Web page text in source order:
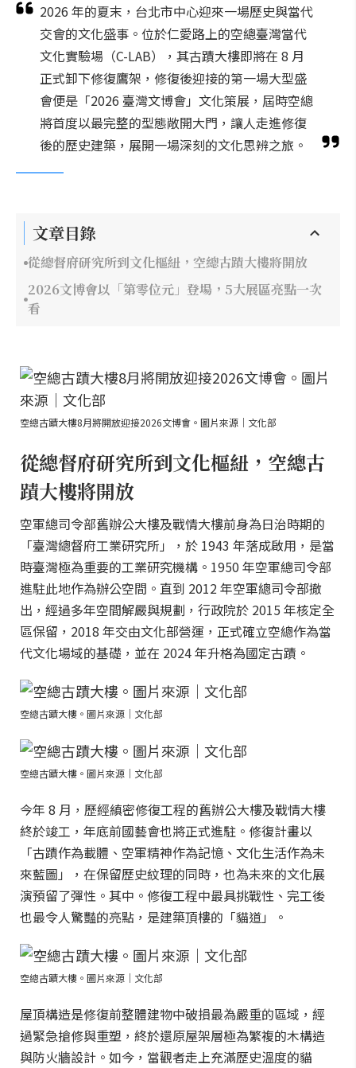
2026 年的夏末，台北市中心迎來一場歷史與當代
交會的文化盛事。位於仁愛路上的空總臺灣當代
文化實驗場（C-LAB），其古蹟大樓即將在 8 月
正式卸下修復鷹架，修復後迎接的第一場大型盛
會便是「2026 臺灣文博會」文化策展，屆時空總
將首度以最完整的型態敞開大門，讓人走進修復
後的歷史建築，展開一場深刻的文化思辨之旅。
文章目錄
從總督府研究所到文化樞紐，空總古蹟大樓將開放
2026文博會以「第零位元」登場，5大展區亮點一次
看
空總古蹟大樓8月將開放迎接2026文博會。圖片來源｜文化部
從總督府研究所到文化樞紐，空總古
蹟大樓將開放
空軍總司令部舊辦公大樓及戰情大樓前身為日治時期的
「臺灣總督府工業研究所」，於 1943 年落成啟用，是當
時臺灣極為重要的工業研究機構。1950 年空軍總司令部
進駐此地作為辦公空間。直到 2012 年空軍總司令部撤
出，經過多年空間解嚴與規劃，行政院於 2015 年核定全
區保留，2018 年交由文化部營運，正式確立空總作為當
代文化場域的基礎，並在 2024 年升格為國定古蹟。
空總古蹟大樓。圖片來源｜文化部
空總古蹟大樓。圖片來源｜文化部
今年 8 月，歷經縝密修復工程的舊辦公大樓及戰情大樓
終於竣工，年底前國藝會也將正式進駐。修復計畫以
「古蹟作為載體、空軍精神作為記憶、文化生活作為未
來藍圖」，在保留歷史紋理的同時，也為未來的文化展
演預留了彈性。其中。修復工程中最具挑戰性、完工後
也最令人驚豔的亮點，是建築頂樓的「貓道」。
空總古蹟大樓。圖片來源｜文化部
屋頂構造是修復前整體建物中破損最為嚴重的區域，經
過緊急搶修與重塑，終於還原屋架層極為繁複的木構造
與防火牆設計。如今，當觀者走上充滿歷史溫度的貓